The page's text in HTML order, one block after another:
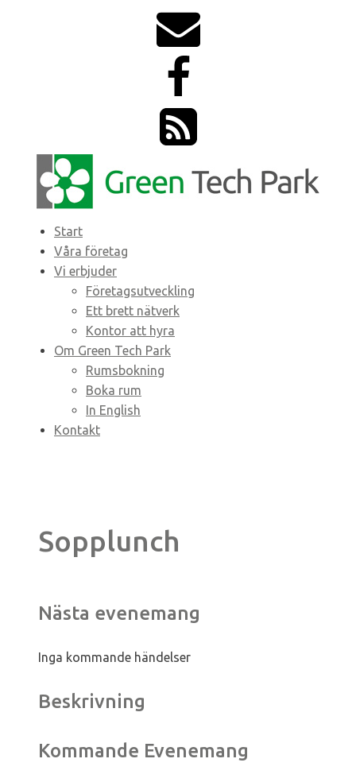
Start
Våra företag
Vi erbjuder
Företagsutveckling
Ett brett nätverk
Kontor att hyra
Om Green Tech Park
Rumsbokning
Boka rum
In English
Kontakt
Sopplunch
Nästa evenemang
Inga kommande händelser
Beskrivning
Kommande Evenemang